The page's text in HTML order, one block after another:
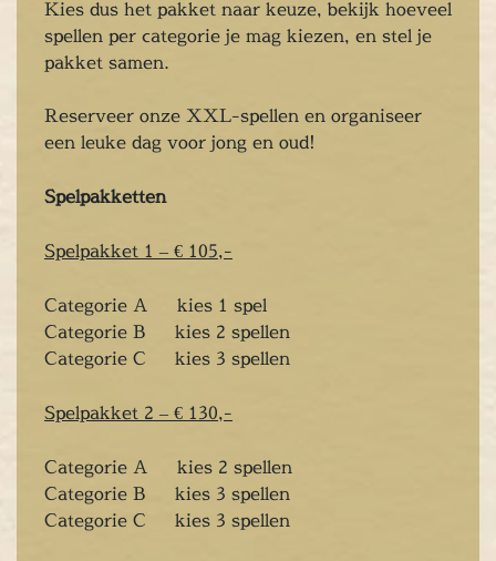
Room
uit
Kies dus het pakket naar keuze, bekijk hoeveel
spellen per categorie je mag kiezen, en stel je
pakket samen.
Reserveer onze XXL-spellen en organiseer
een leuke dag voor jong en oud!
Spelpakketten
Spelpakket 1 – € 105,-
Categorie A kies 1 spel
Categorie B kies 2 spellen
Categorie C kies 3 spellen
Spelpakket 2 – € 130,-
Categorie A kies 2 spellen
Categorie B kies 3 spellen
Categorie C kies 3 spellen